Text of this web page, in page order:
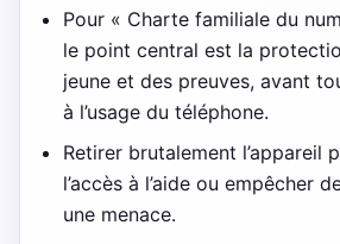
Pour « Charte familiale du
le point central est la
jeune et des preuves, avant
à l’usage du téléphone.
Retirer brutalement l’appareil
l’accès à l’aide ou empêcher
une menace.